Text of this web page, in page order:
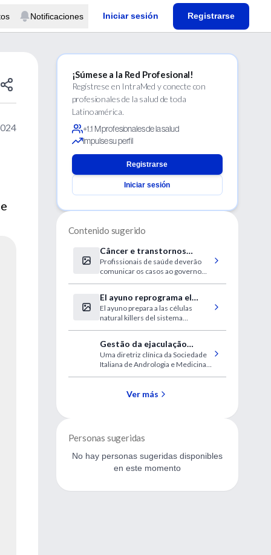
Notificaciones Iniciar sesión Registrarse
¡Súmese a la Red Profesional!
Regístrese en IntraMed y conecte con
profesionales de la salud de toda
Latinoamérica.
+1.1 M profesionales de la salud
Impulse su perfil
Registrarse
Iniciar sesión
Contenido sugerido
Câncer e transtornos
ligados ao trabalho terão
notificação compulsória
Profissionais de saúde deverão
comunicar os casos ao governo
El ayuno reprograma el
sistema inmune
El ayuno prepara a las células
natural killers del sistema
estudio en ratones
Gestão da ejaculação
precoce
Uma diretriz clínica da Sociedade
Italiana de Andrologia e Medicina
Ver más
Personas sugeridas
No hay personas sugeridas disponibles
en este momento